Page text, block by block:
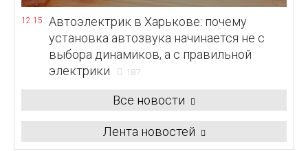
12:15
Автоэлектрик в Харькове: почему
установка автозвука начинается не с
выбора динамиков, а с правильной
электрики
187
Все новости
Лента новостей